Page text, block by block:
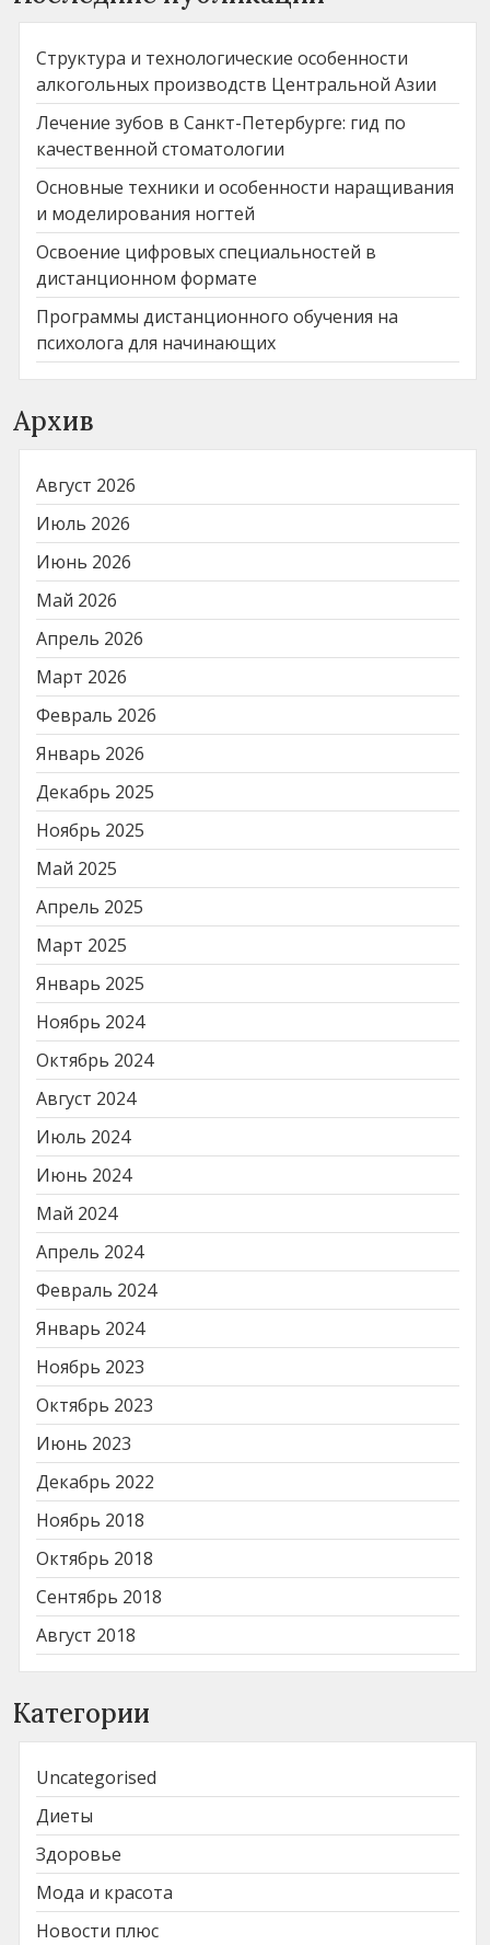
Структура и технологические особенности
алкогольных производств Центральной Азии
Лечение зубов в Санкт-Петербурге: гид по
качественной стоматологии
Основные техники и особенности наращивания
и моделирования ногтей
Освоение цифровых специальностей в
дистанционном формате
Программы дистанционного обучения на
психолога для начинающих
Архив
Август 2026
Июль 2026
Июнь 2026
Май 2026
Апрель 2026
Март 2026
Февраль 2026
Январь 2026
Декабрь 2025
Ноябрь 2025
Май 2025
Апрель 2025
Март 2025
Январь 2025
Ноябрь 2024
Октябрь 2024
Август 2024
Июль 2024
Июнь 2024
Май 2024
Апрель 2024
Февраль 2024
Январь 2024
Ноябрь 2023
Октябрь 2023
Июнь 2023
Декабрь 2022
Ноябрь 2018
Октябрь 2018
Сентябрь 2018
Август 2018
Категории
Uncategorised
Диеты
Здоровье
Мода и красота
Новости плюс